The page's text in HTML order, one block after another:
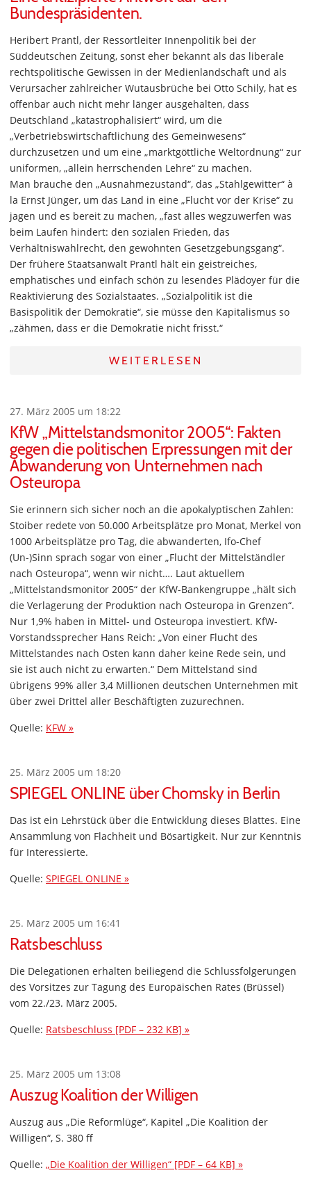
Bundespräsidenten.
Heribert Prantl, der Ressortleiter Innenpolitik bei der
Süddeutschen Zeitung, sonst eher bekannt als das liberale
rechtspolitische Gewissen in der Medienlandschaft und als
Verursacher zahlreicher Wutausbrüche bei Otto Schily, hat es
offenbar auch nicht mehr länger ausgehalten, dass
Deutschland „katastrophalisiert“ wird, um die
„Verbetriebswirtschaftlichung des Gemeinwesens“
durchzusetzen und um eine „marktgöttliche Weltordnung“ zur
uniformen, „allein herrschenden Lehre“ zu machen.
Man brauche den „Ausnahmezustand“, das „Stahlgewitter“ à
la Ernst Jünger, um das Land in eine „Flucht vor der Krise“ zu
jagen und es bereit zu machen, „fast alles wegzuwerfen was
beim Laufen hindert: den sozialen Frieden, das
Verhältniswahlrecht, den gewohnten Gesetzgebungsgang“.
Der frühere Staatsanwalt Prantl hält ein geistreiches,
emphatisches und einfach schön zu lesendes Plädoyer für die
Reaktivierung des Sozialstaates. „Sozialpolitik ist die
Basispolitik der Demokratie“, sie müsse den Kapitalismus so
„zähmen, dass er die Demokratie nicht frisst.“
WEITERLESEN
27. März 2005 um 18:22
KfW „Mittelstandsmonitor 2005“: Fakten
gegen die politischen Erpressungen mit der
Abwanderung von Unternehmen nach
Osteuropa
Sie erinnern sich sicher noch an die apokalyptischen Zahlen:
Stoiber redete von 50.000 Arbeitsplätze pro Monat, Merkel von
1000 Arbeitsplätze pro Tag, die abwanderten, Ifo-Chef
(Un-)Sinn sprach sogar von einer „Flucht der Mittelständler
nach Osteuropa“, wenn wir nicht…. Laut aktuellem
„Mittelstandsmonitor 2005“ der KfW-Bankengruppe „hält sich
die Verlagerung der Produktion nach Osteuropa in Grenzen“.
Nur 1,9% haben in Mittel- und Osteuropa investiert. KfW-
Vorstandssprecher Hans Reich: „Von einer Flucht des
Mittelstandes nach Osten kann daher keine Rede sein, und
sie ist auch nicht zu erwarten.“ Dem Mittelstand sind
übrigens 99% aller 3,4 Millionen deutschen Unternehmen mit
über zwei Drittel aller Beschäftigten zuzurechnen.
Quelle: KFW »
25. März 2005 um 18:20
SPIEGEL ONLINE über Chomsky in Berlin
Das ist ein Lehrstück über die Entwicklung dieses Blattes. Eine
Ansammlung von Flachheit und Bösartigkeit. Nur zur Kenntnis
für Interessierte.
Quelle: SPIEGEL ONLINE »
25. März 2005 um 16:41
Ratsbeschluss
Die Delegationen erhalten beiliegend die Schlussfolgerungen
des Vorsitzes zur Tagung des Europäischen Rates (Brüssel)
vom 22./23. März 2005.
Quelle: Ratsbeschluss [PDF – 232 KB] »
25. März 2005 um 13:08
Auszug Koalition der Willigen
Auszug aus „Die Reformlüge“, Kapitel „Die Koalition der
Willigen“, S. 380 ff
Quelle: „Die Koalition der Willigen“ [PDF – 64 KB] »